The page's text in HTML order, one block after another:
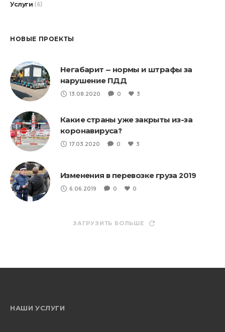
Услуги (6)
НОВЫЕ ПРОЕКТЫ
Негабарит — нормы и штрафы за
нарушение ПДД
13.08.2020 0 3
Какие страны уже закрыты из-за
коронавируса?
17.03.2020 0 3
Изменения в перевозке груза 2019
6.06.2019 0 0
ЗАГРУЗИТЬ БОЛЬШЕ
НАШИ УСЛУГИ